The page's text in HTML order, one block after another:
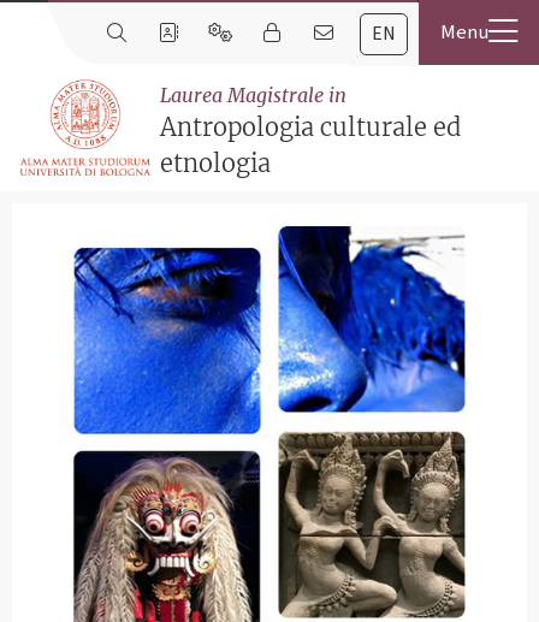
EN
Laurea Magistrale in
Antropologia culturale ed
etnologia